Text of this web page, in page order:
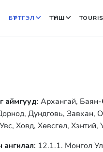
БҮРТГЭЛ ТҮНШ
аймгууд: Архангай, Баян-
Дундговь, Завхан,
Ховд, Хөвсгөл, Хэнтий,
12.1.1. Монгол